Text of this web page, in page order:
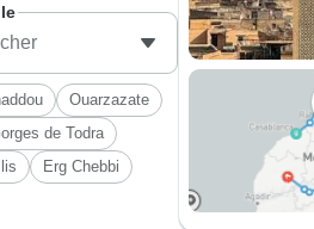
Ouarzazate
de Todra
Erg Chebbi